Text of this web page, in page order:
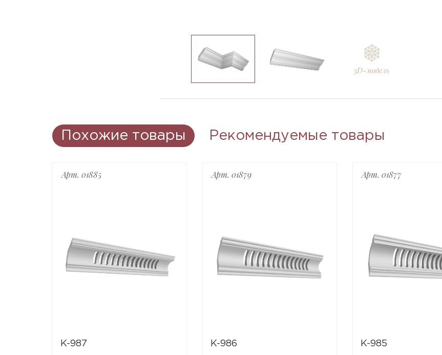
3D-модель
Похожие товары Рекомендуемые товары
Арт. 01885
K-987
Арт. 01879
K-986
Арт. 01877
K-985